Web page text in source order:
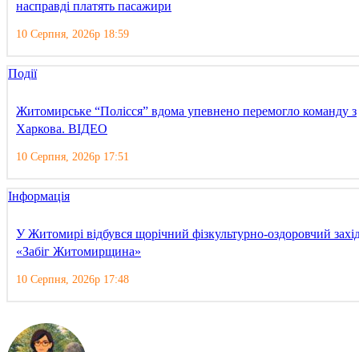
насправді платять пасажири
10 Серпня, 2026р 18:59
Події
Житомирське “Полісся” вдома упевнено перемогло команду з
Харкова. ВІДЕО
10 Серпня, 2026р 17:51
Інформація
У Житомирі відбувся щорічний фізкультурно-оздоровчий
«Забіг Житомирщина»
10 Серпня, 2026р 17:48